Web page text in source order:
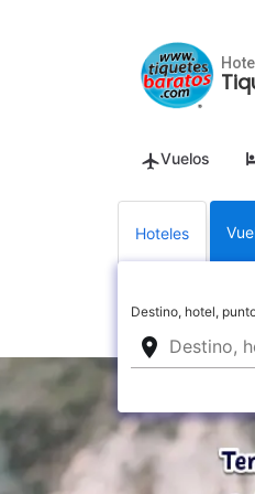
Vuelos
Hoteles
Destino, hotel,
place